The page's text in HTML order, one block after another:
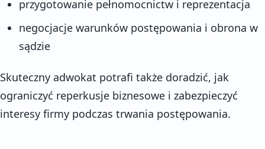
przygotowanie pełnomocnictw i reprezentacja
negocjacje warunków postępowania i obrona w
sądzie
Skuteczny adwokat potrafi także doradzić, jak
ograniczyć reperkusje biznesowe i zabezpieczyć
interesy firmy podczas trwania postępowania.